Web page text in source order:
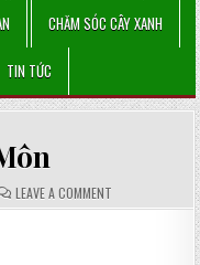
CHĂM SÓC CÂY XANH
TIN TỨC
COMMENTS:
LEAVE A COMMENTON
CÂY